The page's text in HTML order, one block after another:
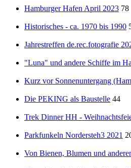
Hamburger Hafen April 2023 78
Historisches - ca. 1970 bis 1990
Jahrestreffen de.rec.fotografie
"Luna" und andere Schiffe im
Kurz vor Sonnenuntergang
Die PEKING als Baustelle 44
Trek Dinner HH -
Parkfunkeln Nordersteh3 2021
Von Bienen, Blumen und